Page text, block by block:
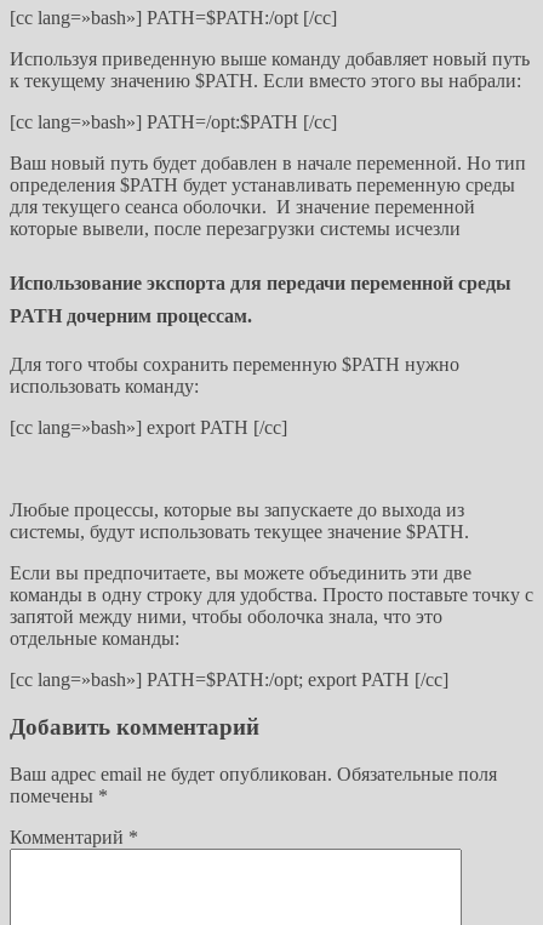
[cc lang=»bash»] PATH=$PATH:/opt [/cc]
Используя приведенную выше команду добавляет новый путь
к текущему значению $PATH. Если вместо этого вы набрали:
[cc lang=»bash»] PATH=/opt:$PATH [/cc]
Ваш новый путь будет добавлен в начале переменной. Но тип
определения $PATH будет устанавливать переменную среды
для текущего сеанса оболочки. И значение переменной
которые вывели, после перезагрузки системы исчезли
Использование экспорта для передачи переменной среды
PATH дочерним процессам.
Для того чтобы сохранить переменную $PATH нужно
использовать команду:
[cc lang=»bash»] export PATH [/cc]
Любые процессы, которые вы запускаете до выхода из
системы, будут использовать текущее значение $PATH.
Если вы предпочитаете, вы можете объединить эти две
команды в одну строку для удобства. Просто поставьте точку с
запятой между ними, чтобы оболочка знала, что это
отдельные команды:
[cc lang=»bash»] PATH=$PATH:/opt; export PATH [/cc]
Добавить комментарий
Ваш адрес email не будет опубликован. Обязательные поля
помечены *
Комментарий *